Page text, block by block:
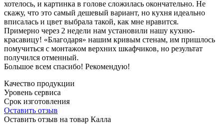
хотелось, и картинка в голове сложилась окончательно. Не
скажу, что это самый дешевый вариант, но кухня идеально
вписалась и цвет выбрала такой, как мне нравится.
Примерно через 2 недели нам установили нашу кухню-
красавицу! «Благодаря» нашим кривым стенам, им пришлось
помучиться с монтажом верхних шкафчиков, но результат
получился отменный.
Большое всем спасибо! Рекомендую!
Качество продукции
Уровень сервиса
Срок изготовления
Оставить отзыв
Оставить отзыв на товар Калла